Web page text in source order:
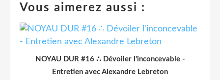
Vous aimerez aussi :
NOYAU DUR #16 ∴ Dévoiler l'inconcevable -
Entretien avec Alexandre Lebreton